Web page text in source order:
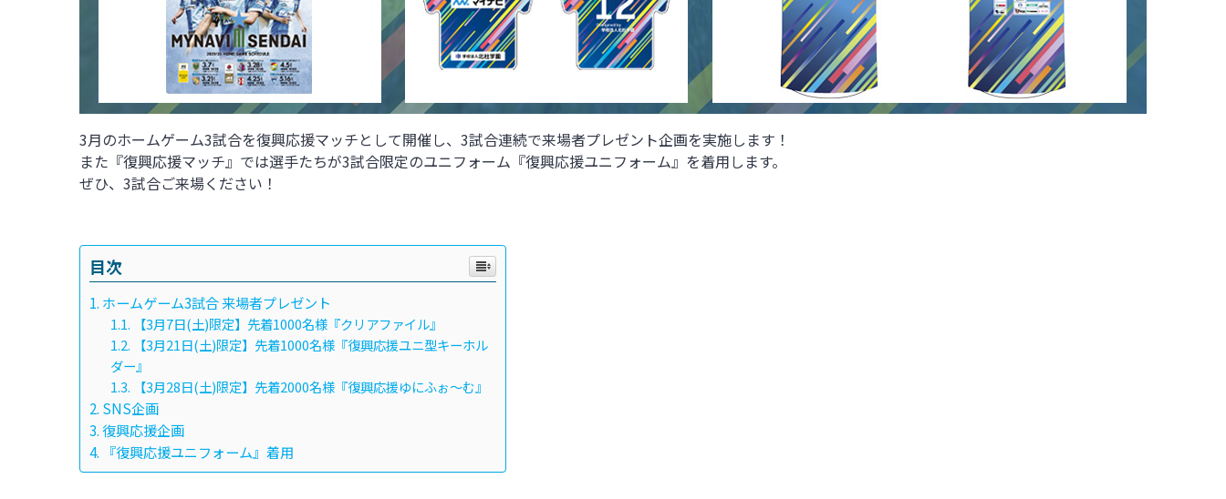
3月のホームゲーム3試合を復興応援マッチとして開催し、 3試合連続で来場者プレゼント企画を実施します！
また『復興応援マッチ』では選手たちが3試合限定のユニフォーム『復興応援ユニフォーム』を着用します。
ぜひ、3試合ご来場ください！
目次
ホームゲーム3試合 来場者プレゼント
【3月7日(土)限定】先着1000名様『クリアファイル』
【3月21日(土)限定】先着1000名様『復興応援ユニ型キーホル
ダー』
【3月28日(土)限定】先着2000名様『復興応援ゆにふぉ～む』
SNS企画
復興応援企画
『復興応援ユニフォーム』着用